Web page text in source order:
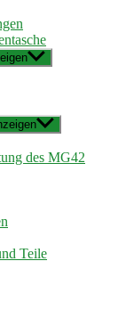
des MG42
Teile